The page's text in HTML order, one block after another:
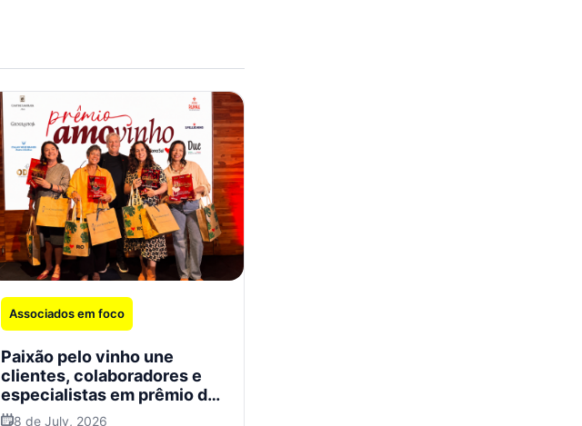
Associados em foco
Paixão pelo vinho une
clientes, colaboradores e
especialistas em prêmio do
Zona Sul
8 de July, 2026